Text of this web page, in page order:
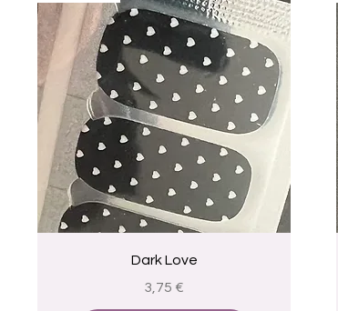
Visualização rápida
Dark Love
Preço
3,75 €